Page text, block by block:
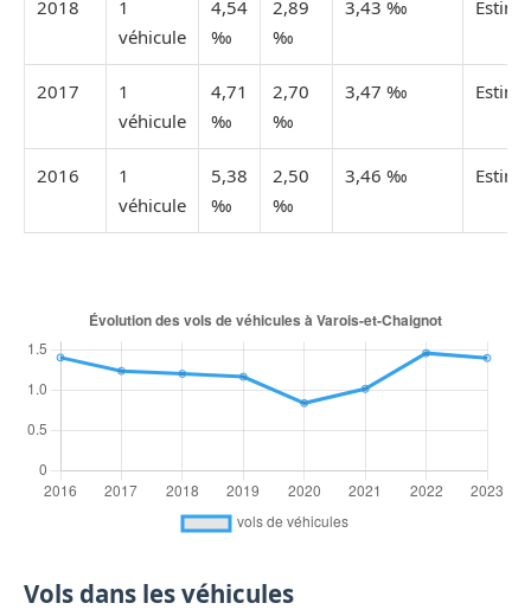
2018
1
véhicule
4,54
‰
2,89
‰
3,43 ‰
2017
1
véhicule
4,71
‰
2,70
‰
3,47 ‰
2016
1
véhicule
5,38
‰
2,50
‰
3,46 ‰
Vols dans les véhicules